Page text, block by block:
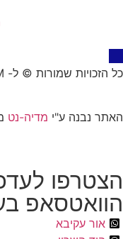
כל הזכויות שמורות © ל- 90FM
האתר נבנה ע"י מדיה-נט
הצטרפו
הוואטסאפ
אור עקיבא